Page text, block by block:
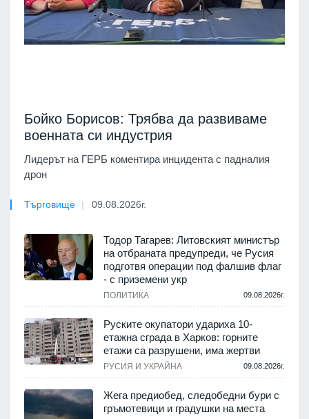
Бойко Борисов: Трябва да развиваме
военната си индустрия
Лидерът на ГЕРБ коментира инцидента с падналия
дрон
Търговище 09.08.2026г.
Тодор Тагарев: Литовският министър
на отбраната предупреди, че Русия
подготвя операции под фалшив флаг
- с приземени укр
ПОЛИТИКА 09.08.2026г.
Руските окупатори удариха 10-
етажна сграда в Харков: горните
етажи са разрушени, има жертви
РУСИЯ И УКРАЙНА 09.08.2026г.
Жега предиобед, следобедни бури с
гръмотевици и градушки на места